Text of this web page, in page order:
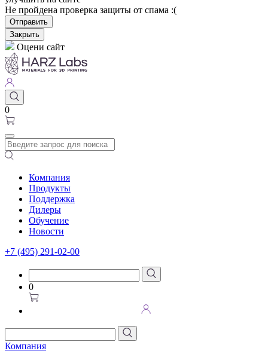
Не пройдена проверка защиты от спама :(
Отправить
Закрыть
Оцени сайт
0
Компания
Продукты
Поддержка
Дилеры
Обучение
Новости
+7 (495) 291-02-00
0
Компания